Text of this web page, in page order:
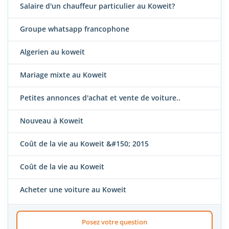
Salaire d'un chauffeur particulier au Koweit?
Groupe whatsapp francophone
Algerien au koweit
Mariage mixte au Koweit
Petites annonces d'achat et vente de voiture..
Nouveau à Koweit
Coût de la vie au Koweit &#150; 2015
Coût de la vie au Koweit
Acheter une voiture au Koweit
Posez votre question